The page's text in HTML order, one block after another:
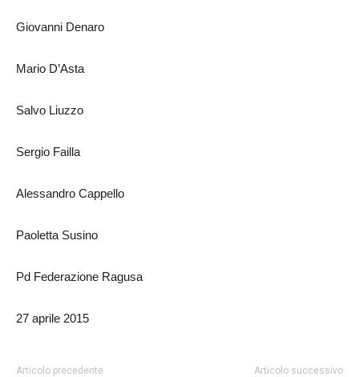
Giovanni Denaro
Mario D’Asta
Salvo Liuzzo
Sergio Failla
Alessandro Cappello
Paoletta Susino
Pd Federazione Ragusa
27 aprile 2015
Articolo precedente Articolo successivo